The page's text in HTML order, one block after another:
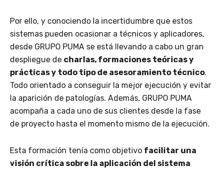
Por ello, y conociendo la incertidumbre que estos
sistemas pueden ocasionar a técnicos y aplicadores,
desde GRUPO PUMA se está llevando a cabo un gran
despliegue de charlas, formaciones teóricas y
prácticas y todo tipo de asesoramiento técnico.
Todo orientado a conseguir la mejor ejecución y evitar
la aparición de patologías. Además, GRUPO PUMA
acompaña a cada uno de sus clientes desde la fase
de proyecto hasta el momento mismo de la ejecución.
Esta formación tenía como objetivo facilitar una
visión crítica sobre la aplicación del sistema